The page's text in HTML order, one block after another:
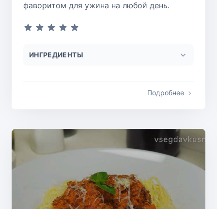
фаворитом для ужина на любой день.
ИНГРЕДИЕНТЫ
Подробнее